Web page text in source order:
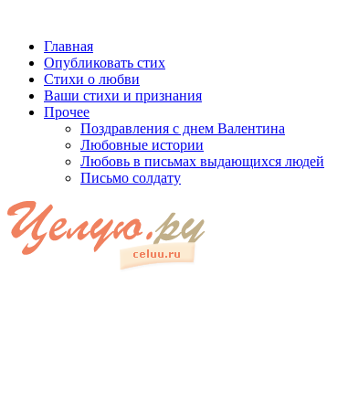
Главная
Опубликовать стих
Стихи о любви
Ваши стихи и признания
Прочее
Поздравления с днем Валентина
Любовные истории
Любовь в письмах выдающихся людей
Письмо солдату